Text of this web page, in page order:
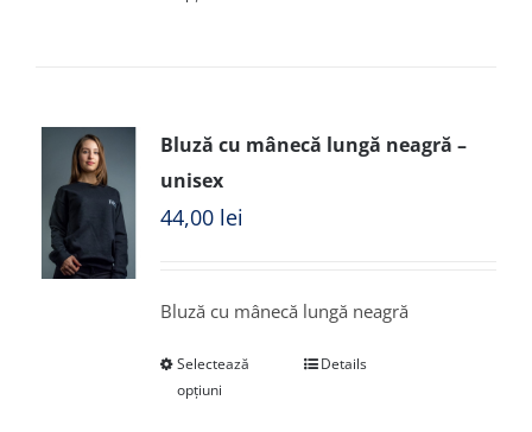
Bluză cu mânecă lungă neagră –
unisex
44,00 lei
Bluză cu mânecă lungă neagră
Selectează
opțiuni
Details